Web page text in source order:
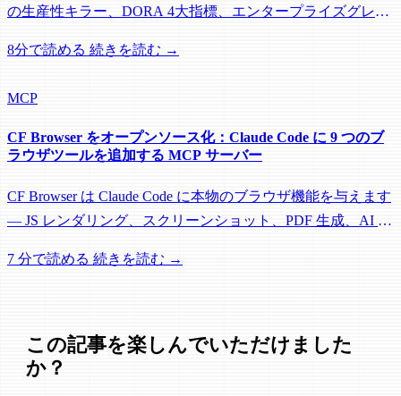
の生産性キラー、DORA 4大指標、エンタープライズグレー
8分で読める 続きを読む →
MCP
CF Browser をオープンソース化：Claude Code に 9 つのブ
ラウザツールを追加する MCP サーバー
CF Browser は Claude Code に本物のブラウザ機能を与えます
— JS レンダリング、スクリーンショット、PDF 生成、AI 構
由、完全オープンソース。
7 分で読める 続きを読む →
この記事を楽しんでいただけました
か？